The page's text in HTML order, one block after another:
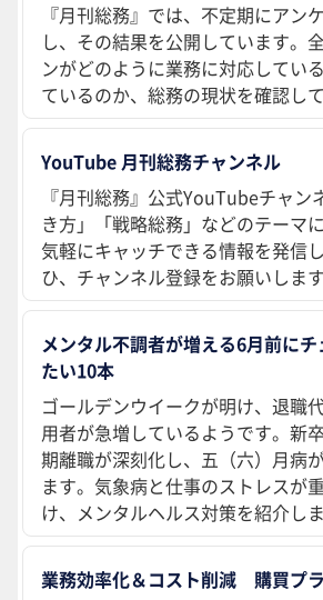
『月刊総務』では、不定期にアン
し、その結果を公開しています。
ンがどのように業務に対応してい
ているのか、総務の現状を確認し
YouTube 月刊総務チャンネル
『月刊総務』公式YouTubeチャ
き方」「戦略総務」などのテーマ
気軽にキャッチできる情報を発信
ひ、チャンネル登録をお願いしま
メンタル不調者が増える6月前に
たい10本
ゴールデンウイークが明け、退職
用者が急増しているようです。新
期離職が深刻化し、五（六）月病
ます。気象病と仕事のストレスが
け、メンタルヘルス対策を紹介しま
業務効率化＆コスト削減 購買プ